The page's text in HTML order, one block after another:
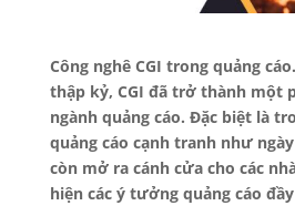
Công nghê CGI trong quảng
thập kỷ, CGI đã trở thành một
ngành quảng cáo. Đặc biệt là
quảng cáo cạnh tranh như
còn mở ra cánh cửa cho các
hiện các ý tưởng quảng cáo